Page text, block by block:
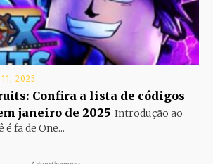
2025
Confira a lista de códigos
janeiro de 2025 Introdução ao
fã de One...